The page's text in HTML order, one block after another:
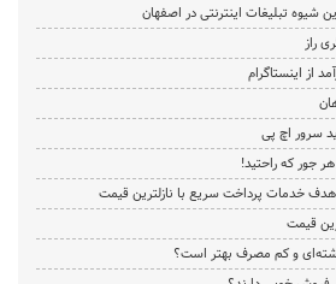
شیوه تبلیغات اینترنتی در اصفهان
راز
از اینستاگرام
جور که راحتید!
خدمات پرداخت سریع با نازلترین قیمت
قیمت
و کم مصرف بهتر است؟